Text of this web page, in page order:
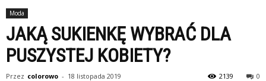
Moda
JAKĄ SUKIENKĘ WYBRAĆ DLA
PUSZYSTEJ KOBIETY?
Przez colorowo - 18 listopada 2019 0
2139